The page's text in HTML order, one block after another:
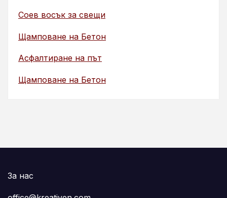
Соев восък за свещи
Щамповане на Бетон
Асфалтиране на път
Щамповане на Бетон
За нас